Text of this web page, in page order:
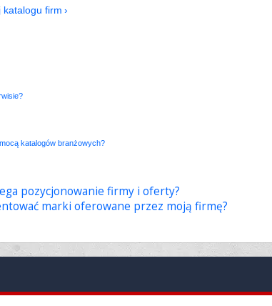
katalogu firm
katalogów branżowych?
pozycjonowanie firmy i oferty?
marki oferowane przez moją firmę?